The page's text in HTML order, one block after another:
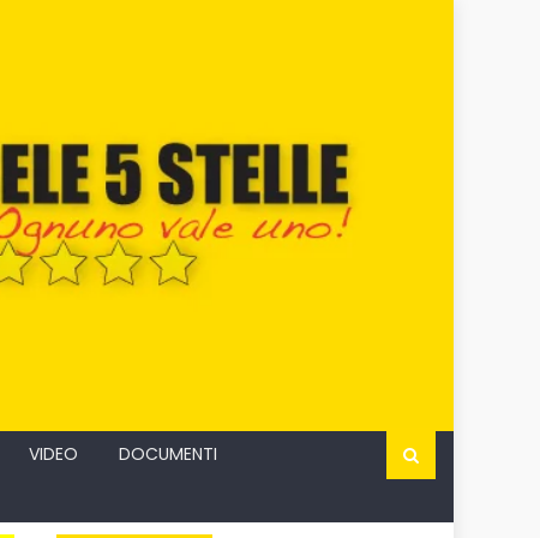
VIDEO
DOCUMENTI